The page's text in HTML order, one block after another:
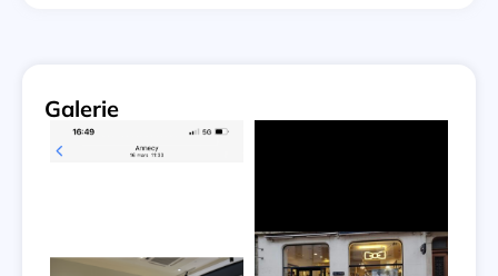
Galerie